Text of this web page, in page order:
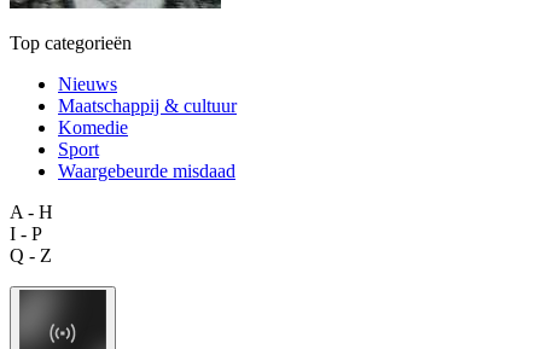
Top categorieën
Nieuws
Maatschappij & cultuur
Komedie
Sport
Waargebeurde misdaad
A - H
I - P
Q - Z